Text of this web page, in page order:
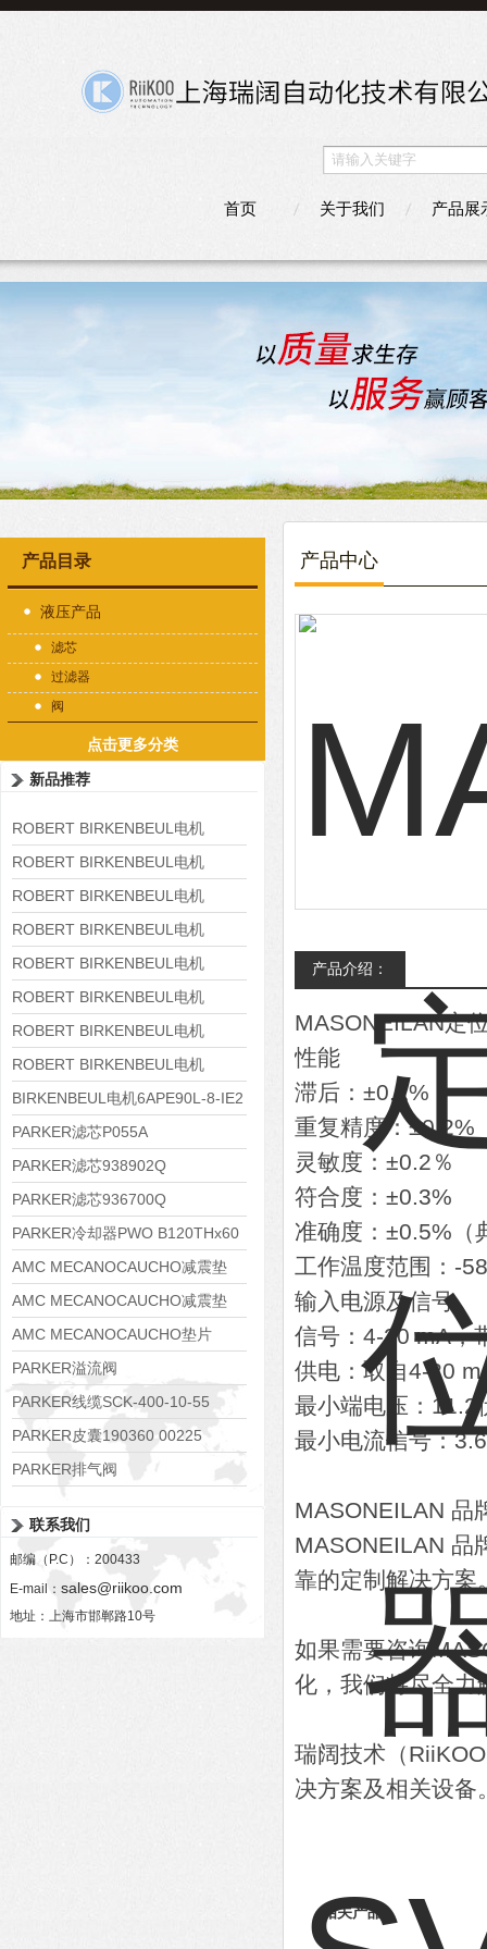
首页 关于我们 产品展
产品目录
液压产品
滤芯
过滤器
阀
点击更多分类
新品推荐
ROBERT BIRKENBEUL电机
8APE225M-4-IE3
ROBERT BIRKENBEUL电机
8APE180L-4 IE3
ROBERT BIRKENBEUL电机
8APE160M-6 IE3
ROBERT BIRKENBEUL电机
8APE160L-4-IE3
ROBERT BIRKENBEUL电机
8APE112M-6K-IE3
ROBERT BIRKENBEUL电机
8APE100L-2 IE3
ROBERT BIRKENBEUL电机
8APE90S-4 IE3
ROBERT BIRKENBEUL电机
8APE80M-2K-IE3
BIRKENBEUL电机6APE90L-8-IE2
PARKER滤芯P055A
PARKER滤芯938902Q
PARKER滤芯936700Q
PARKER冷却器PWO B120THx60
AMC MECANOCAUCHO减震垫
138552
AMC MECANOCAUCHO减震垫
138551
AMC MECANOCAUCHO垫片
608074
PARKER溢流阀
RE06M35W2N1KWXG087
PARKER线缆SCK-400-10-55
PARKER皮囊190360 00225
PARKER排气阀
联系我们
邮编（P.C）：200433
E-mail： sales@riikoo.com
地址：上海市邯郸路10号
产品中心
产品介绍：
MASONEILAN定
性能
滞后：±0.2%
重复精度：±0.2%
灵敏度：±0.2％
符合度：±0.3%
准确度：±0.5%（
工作温度范围：-
输入电源及信号
信号：4-20 mA，
供电：取自4-20
最小端电压：11.2
最小电流信号：
MASONEILAN 品
MASONEILAN 品
靠的定制解决方案
如果需要咨询
化，我们将尽全力
瑞阔技术（
决方案及相关设备
相关产品